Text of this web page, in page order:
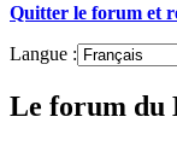
Quitter le forum et
Langue :
Le forum du